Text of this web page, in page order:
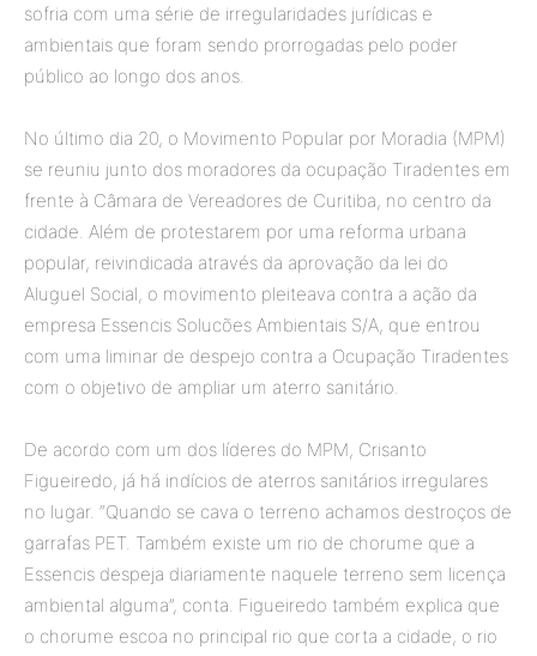
sofria com uma série de irregularidades jurídicas e
ambientais que foram sendo prorrogadas pelo poder
público ao longo dos anos.
No último dia 20, o Movimento Popular por Moradia (MPM)
se reuniu junto dos moradores da ocupação Tiradentes em
frente à Câmara de Vereadores de Curitiba, no centro da
cidade. Além de protestarem por uma reforma urbana
popular, reivindicada através da aprovação da lei do
Aluguel Social, o movimento pleiteava contra a ação da
empresa Essencis Solucões Ambientais S/A, que entrou
com uma liminar de despejo contra a Ocupação Tiradentes
com o objetivo de ampliar um aterro sanitário.
De acordo com um dos líderes do MPM, Crisanto
Figueiredo, já há indícios de aterros sanitários irregulares
no lugar. “Quando se cava o terreno achamos destroços de
garrafas PET. Também existe um rio de chorume que a
Essencis despeja diariamente naquele terreno sem licença
ambiental alguma”, conta. Figueiredo também explica que
o chorume escoa no principal rio que corta a cidade, o rio